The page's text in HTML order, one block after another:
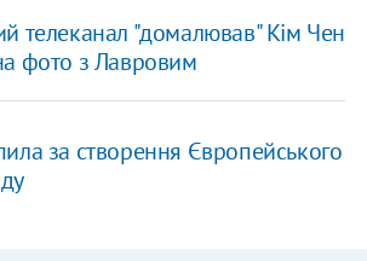
телеканал "домалював" Кім Чен
фото з Лавровим
за створення Європейського